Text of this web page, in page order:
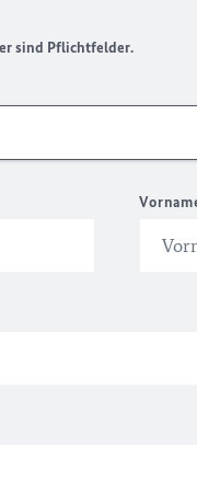
sind Pflichtfelder.